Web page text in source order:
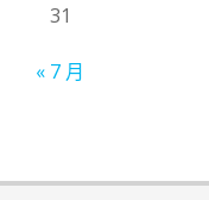
31
« 7 月